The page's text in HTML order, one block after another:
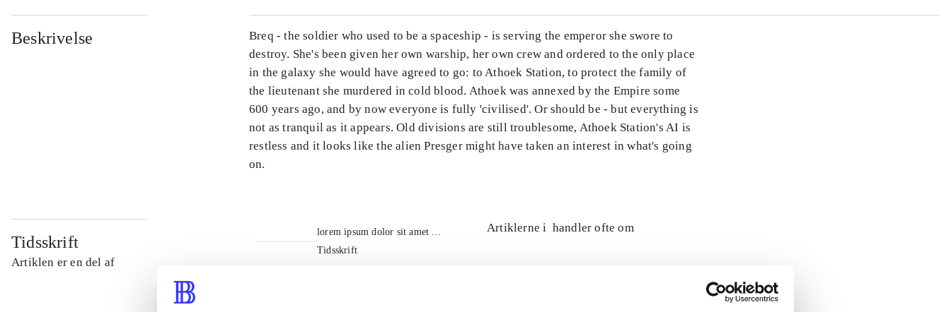
Beskrivelse
Breq - the soldier who used to be a spaceship - is serving the emperor she swore to
destroy. She's been given her own warship, her own crew and ordered to the only place
in the galaxy she would have agreed to go: to Athoek Station, to protect the family of
the lieutenant she murdered in cold blood. Athoek was annexed by the Empire some
600 years ago, and by now everyone is fully 'civilised'. Or should be - but everything is
not as tranquil as it appears. Old divisions are still troublesome, Athoek Station's AI is
restless and it looks like the alien Presger might have taken an interest in what's going
on.
Tidsskrift
Artiklen er en del af
lorem ipsum dolor sit amet ...
Tidsskrift
Artiklerne i handler ofte om